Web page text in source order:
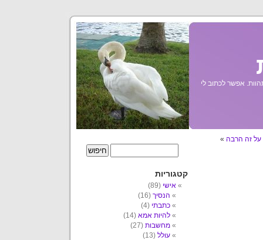
אפשר לכתוב לי
זה הרבה »
קטגוריות
אישי (89)
הנסיך (16)
כתבתי (4)
להיות אמא (14)
מחשבות (27)
עולל (13)